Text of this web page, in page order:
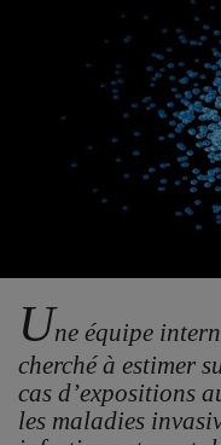
Une équipe
cherché à estimer
cas d’expositions
les maladies